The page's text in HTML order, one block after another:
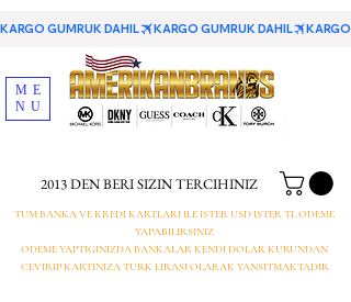
KARGO GUMRUK DAHIL
2013 DEN BERI SIZIN TERCIHINIZ
TUM BANKA VE KREDI KARTLARI ILE ISTER USD ISTER TL ODEME
YAPABILIRSINIZ
ODEME YAPTIGINIZDA BANKALAR KENDI DOLAR KURUNDAN
CEVIRIP KARTINIZA TURK LIRASI OLARAK YANSITMAKTADIR
ME
NU